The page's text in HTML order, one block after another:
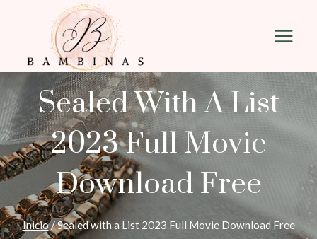
contenido
Sealed With A List
2023 Full Movie
Download Free
Inicio/Sealed with a List 2023 Full Movie Download Free